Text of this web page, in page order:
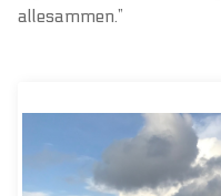
allesammen.”